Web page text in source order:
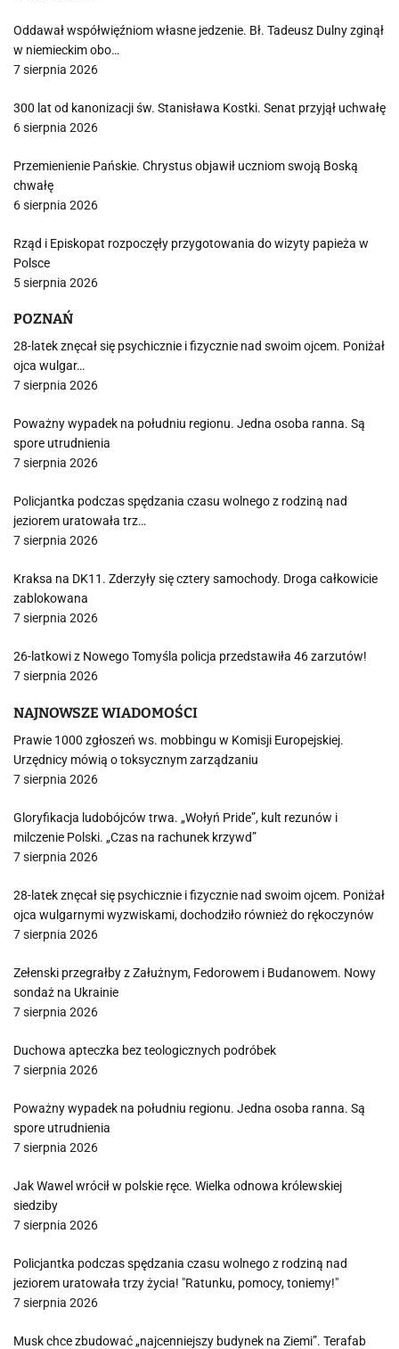
Oddawał współwięźniom własne jedzenie. Bł. Tadeusz Dulny zginął
w niemieckim obo…
7 sierpnia 2026
300 lat od kanonizacji św. Stanisława Kostki. Senat przyjął uchwałę
6 sierpnia 2026
Przemienienie Pańskie. Chrystus objawił uczniom swoją Boską
chwałę
6 sierpnia 2026
Rząd i Episkopat rozpoczęły przygotowania do wizyty papieża w
Polsce
5 sierpnia 2026
POZNAŃ
28-latek znęcał się psychicznie i fizycznie nad swoim ojcem. Poniżał
ojca wulgar…
7 sierpnia 2026
Poważny wypadek na południu regionu. Jedna osoba ranna. Są
spore utrudnienia
7 sierpnia 2026
Policjantka podczas spędzania czasu wolnego z rodziną nad
jeziorem uratowała trz…
7 sierpnia 2026
Kraksa na DK11. Zderzyły się cztery samochody. Droga całkowicie
zablokowana
7 sierpnia 2026
26-latkowi z Nowego Tomyśla policja przedstawiła 46 zarzutów!
7 sierpnia 2026
NAJNOWSZE WIADOMOŚCI
Prawie 1000 zgłoszeń ws. mobbingu w Komisji Europejskiej.
Urzędnicy mówią o toksycznym zarządzaniu
7 sierpnia 2026
Gloryfikacja ludobójców trwa. „Wołyń Pride”, kult rezunów i
milczenie Polski. „Czas na rachunek krzywd”
7 sierpnia 2026
28-latek znęcał się psychicznie i fizycznie nad swoim ojcem. Poniżał
ojca wulgarnymi wyzwiskami, dochodziło również do rękoczynów
7 sierpnia 2026
Zełenski przegrałby z Załużnym, Fedorowem i Budanowem. Nowy
sondaż na Ukrainie
7 sierpnia 2026
Duchowa apteczka bez teologicznych podróbek
7 sierpnia 2026
Poważny wypadek na południu regionu. Jedna osoba ranna. Są
spore utrudnienia
7 sierpnia 2026
Jak Wawel wrócił w polskie ręce. Wielka odnowa królewskiej
siedziby
7 sierpnia 2026
Policjantka podczas spędzania czasu wolnego z rodziną nad
jeziorem uratowała trzy życia! "Ratunku, pomocy, toniemy!"
7 sierpnia 2026
Musk chce zbudować „najcenniejszy budynek na Ziemi”. Terafab